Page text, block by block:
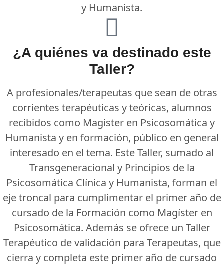
y Humanista.
¿A quiénes va destinado este
Taller?
A profesionales/terapeutas que sean de otras
corrientes terapéuticas y teóricas, alumnos
recibidos como Magister en Psicosomática y
Humanista y en formación, público en general
interesado en el tema. Este Taller, sumado al
Transgeneracional y Principios de la
Psicosomática Clínica y Humanista, forman el
eje troncal para cumplimentar el primer año de
cursado de la Formación como Magíster en
Psicosomática. Además se ofrece un Taller
Terapéutico de validación para Terapeutas, que
cierra y completa este primer año de cursado